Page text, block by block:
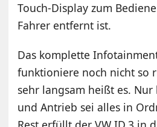
Touch-Display zum
Fahrer entfernt ist.
Das komplette
funktioniere noch nicht so
sehr langsam heißt es.
und Antrieb sei alles in